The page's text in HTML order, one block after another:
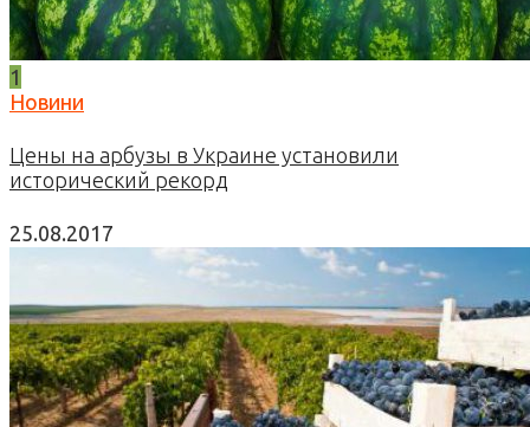
1
Новини
Цены на арбузы в Украине установили
исторический рекорд
25.08.2017